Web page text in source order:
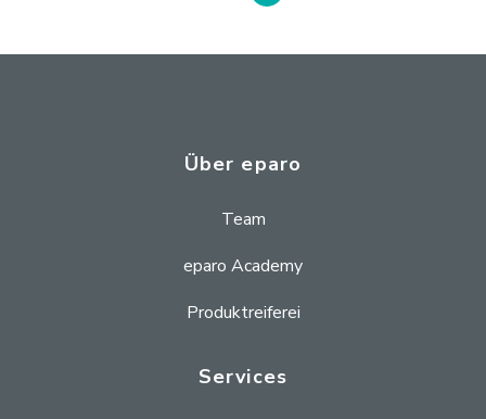
Über eparo
Team
eparo Academy
Produktreiferei
Services